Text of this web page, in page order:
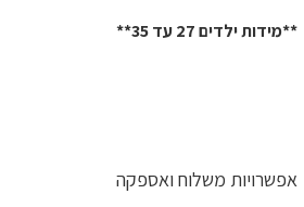
אפשרויות משלוח ואספקה
**מידות ילדים 27 עד 35**